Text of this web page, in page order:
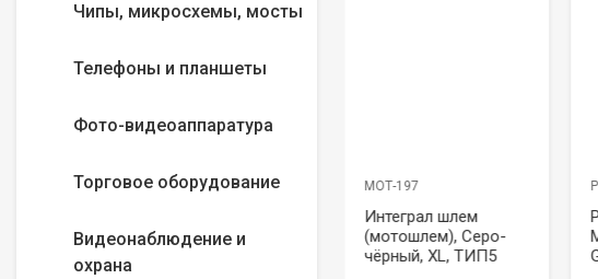
Чипы, микросхемы, мосты
Телефоны и планшеты
Фото-видеоаппаратура
Торговое оборудование
Видеонаблюдение и
охрана
МОТ-199
(мотошлем), Серо-
МОТ-197
Интеграл шлем
(мотошлем), Серо-
чёрный, XL, ТИП5